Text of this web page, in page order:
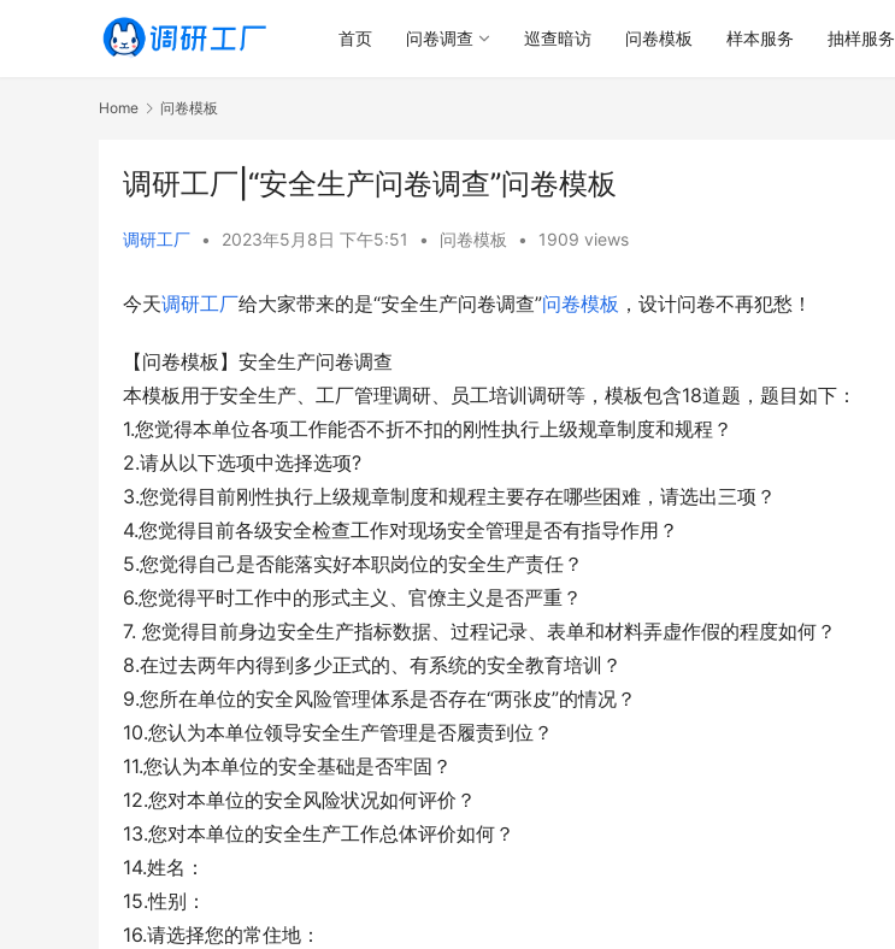
首页 问卷调查 巡查暗访 问卷模板 样本服务 抽样服务
Home 问卷模板
调研工厂|“安全生产问卷调查”问卷模板
调研工厂 • 2023年5月8日 下午5:51 • 问卷模板 • 1909 views
今天调研工厂给大家带来的是“安全生产问卷调查”问卷模板 ，设计问卷不再犯愁！
【问卷模板】安全生产问卷调查
本模板用于安全生产、工厂管理调研、员工培训调研等，模板包含18道题，题目如下：
1.您觉得本单位各项工作能否不折不扣的刚性执行上级规章制度和规程？
2.请从以下选项中选择选项?
3.您觉得目前刚性执行上级规章制度和规程主要存在哪些困难，请选出三项？
4.您觉得目前各级安全检查工作对现场安全管理是否有指导作用？
5.您觉得自己是否能落实好本职岗位的安全生产责任？
6.您觉得平时工作中的形式主义、官僚主义是否严重？
7. 您觉得目前身边安全生产指标数据、过程记录、表单和材料弄虚作假的程度如何？
8.在过去两年内得到多少正式的、有系统的安全教育培训？
9.您所在单位的安全风险管理体系是否存在“两张皮”的情况？
10.您认为本单位领导安全生产管理是否履责到位？
11.您认为本单位的安全基础是否牢固？
12.您对本单位的安全风险状况如何评价？
13.您对本单位的安全生产工作总体评价如何？
14.姓名：
15.性别：
16.请选择您的常住地：